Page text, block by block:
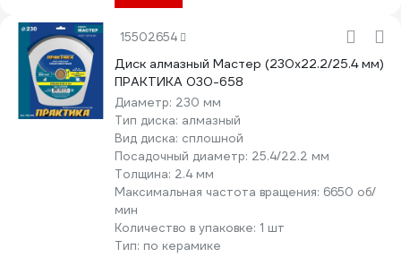
15502654
Диск алмазный Мастер (230х22.2/25.4 мм)
ПРАКТИКА 030-658
Диаметр: 230 мм
Тип диска: алмазный
Вид диска: сплошной
Посадочный диаметр: 25.4/22.2 мм
Толщина: 2.4 мм
Максимальная частота вращения: 6650 об/
мин
Количество в упаковке: 1 шт
Тип: по керамике